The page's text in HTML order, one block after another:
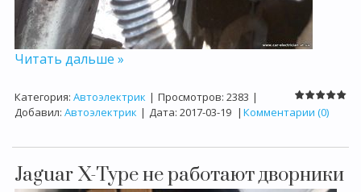
Читать дальше »
Категория: Автоэлектрик | Просмотров: 2383 |
Добавил: Автоэлектрик | Дата: 2017-03-19 | Комментарии (0)
Jaguar X-Type не работают дворники